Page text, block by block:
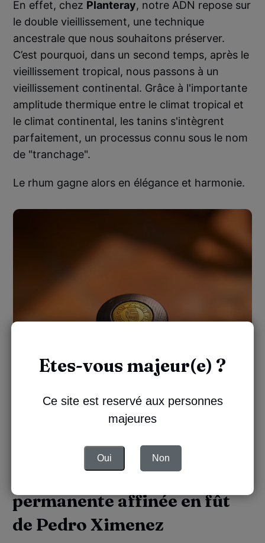
Etes-vous majeur(e) ?
Ce site est reservé aux personnes
majeures
Oui Non
En effet, chez Planteray, notre ADN repose sur
le double vieillissement, une technique
ancestrale que nous souhaitons préserver.
C’est pourquoi, dans un second temps, après le
vieillissement tropical, nous passons à un
vieillissement continental. Grâce à l'importante
amplitude thermique entre le climat tropical et
le climat continental, les tanins s'intègrent
parfaitement, un processus connu sous le nom
de "tranchage".
Le rhum gagne alors en élégance et harmonie.
Une nouvelle édition
permanente affinée en fût
de Pedro Ximenez